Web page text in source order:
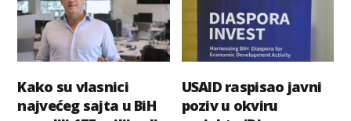
Kako su vlasnici
najvećeg sajta u BiH
USAID raspisao javni
poziv u okviru